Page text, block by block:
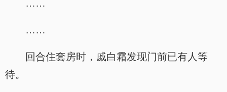
……
……
回合住套房时，戚白霜发现门前已有人等
待。